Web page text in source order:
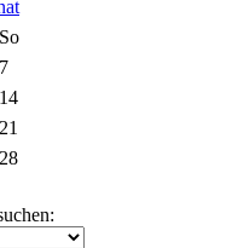
So
7
14
21
28